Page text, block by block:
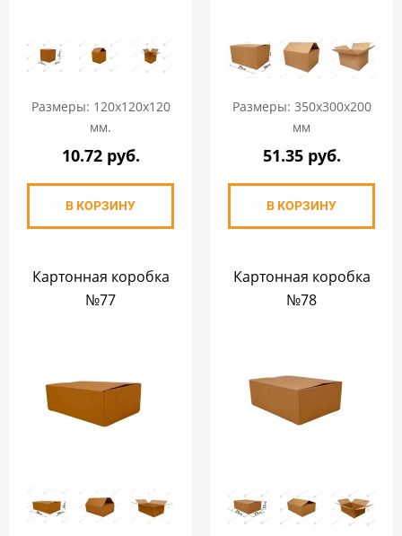
Размеры: 120х120х120
мм.
10.72 руб.
В КОРЗИНУ
Размеры: 350х300х200
мм
51.35 руб.
В КОРЗИНУ
Картонная коробка
№77
Картонная коробка
№78